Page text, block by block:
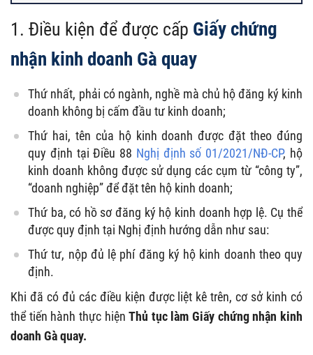
1. Điều kiện để được cấp Giấy chứng
nhận kinh doanh Gà quay
Thứ nhất, phải có ngành, nghề mà chủ hộ đăng ký kinh
doanh không bị cấm đầu tư kinh doanh;
Thứ hai, tên của hộ kinh doanh được đặt theo đúng
quy định tại Điều 88 Nghị định số 01/2021/NĐ-CP, hộ
kinh doanh không được sử dụng các cụm từ “công ty”,
“doanh nghiệp” để đặt tên hộ kinh doanh;
Thứ ba, có hồ sơ đăng ký hộ kinh doanh hợp lệ. Cụ thể
được quy định tại Nghị định hướng dẫn như sau:
Thứ tư, nộp đủ lệ phí đăng ký hộ kinh doanh theo quy
định.
Khi đã có đủ các điều kiện được liệt kê trên, cơ sở kinh có
thể tiến hành thực hiệnThủ tục làm Giấy chứng nhận kinh
doanh Gà quay.